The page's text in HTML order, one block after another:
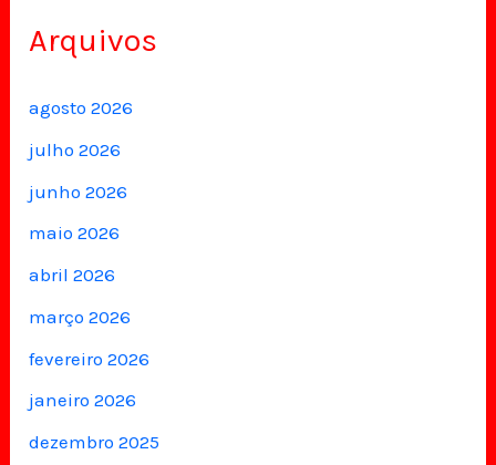
Arquivos
agosto 2026
julho 2026
junho 2026
maio 2026
abril 2026
março 2026
fevereiro 2026
janeiro 2026
dezembro 2025